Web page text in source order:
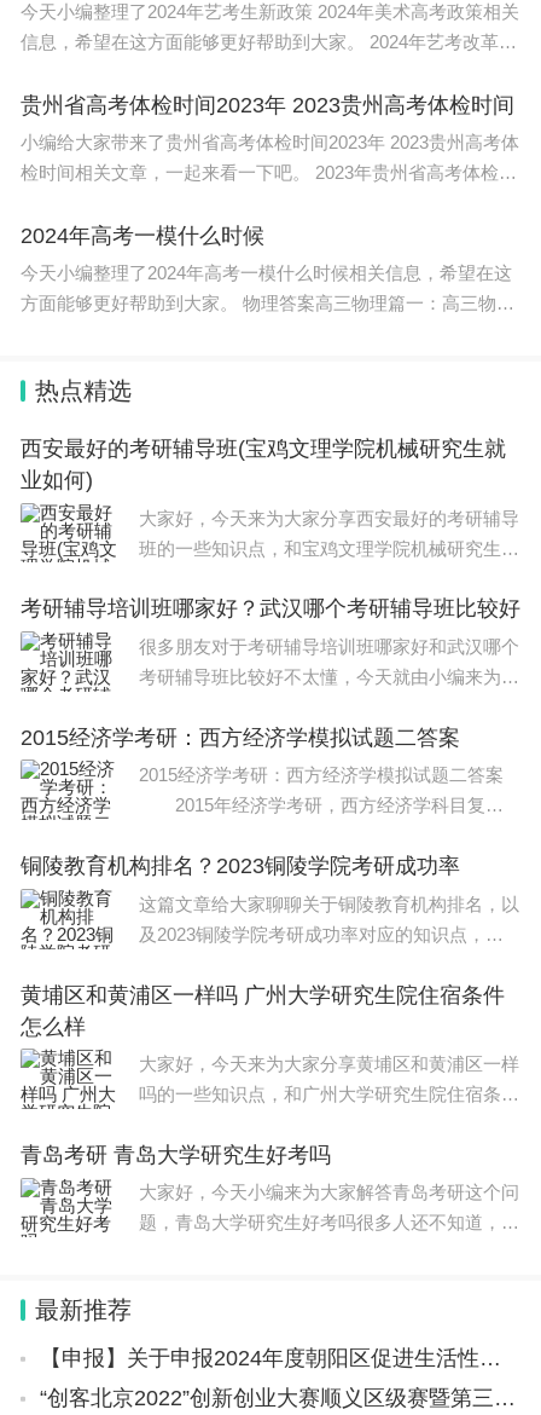
今天小编整理了2024年艺考生新政策 2024年美术高考政策相关
信息，希望在这方面能够更好帮助到大家。 2024年艺考改革政
贵州省高考体检时间2023年 2023贵州高考体检时间
小编给大家带来了贵州省高考体检时间2023年 2023贵州高考体
检时间相关文章，一起来看一下吧。 2023年贵州省高考体检时
地区有所
2024年高考一模什么时候
今天小编整理了2024年高考一模什么时候相关信息，希望在这
方面能够更好帮助到大家。 物理答案高三物理篇一：高三物理
热点精选
西安最好的考研辅导班(宝鸡文理学院机械研究生就
业如何)
大家好，今天来为大家分享西安最好的考研辅导
班的一些知识点，和宝鸡文理学院机械研究生就
忽略，如果不太清楚的话可以看看本篇文章，相
信很大概率可以解决您的问题，接下来我们就
考研辅导培训班哪家好？武汉哪个考研辅导班比较好
很多朋友对于考研辅导培训班哪家好和武汉哪个
考研辅导班比较好不太懂，今天就由小编来为大
吧！本文目录武汉哪个考研辅导班比较好武汉文
都和海文哪个考研机构好考研上南邮和
2015经济学考研：西方经济学模拟试题二答案
2015经济学考研：西方经济学模拟试题二答案
2015年经济学考研，西方经济学科目复习
系比较复杂，研究方法也很多，有很多纯理论的
东西需要大家去理解记忆，也有很多纯数据
铜陵教育机构排名？2023铜陵学院考研成功率
这篇文章给大家聊聊关于铜陵教育机构排名，以
及2023铜陵学院考研成功率对应的知识点，希
目录铜陵学院土木工程考研情况2023铜陵学院
黄埔区和黄浦区一样吗 广州大学研究生院住宿条件
怎么样
大家好，今天来为大家分享黄埔区和黄浦区一样
吗的一些知识点，和广州大学研究生院住宿条件
忽略，如果不太清楚的话可以看看本篇文章，相
信很大概率可以解决您的问题，接下来我们就
青岛考研 青岛大学研究生好考吗
大家好，今天小编来为大家解答青岛考研这个问
题，青岛大学研究生好考吗很多人还不知道，现
最新推荐
【申报】关于申报2024年度朝阳区促进生活性服务业发展引导资金项目的通知
“创客北京2022”创新创业大赛顺义区级赛暨第三届“创新顺义”创新创业大赛启动的通知